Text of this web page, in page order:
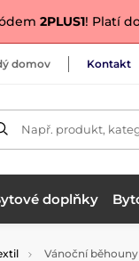
2PLUS1! Platí
domov Kontakt
Např. produkt,
doplňky
Vánoční běhouny